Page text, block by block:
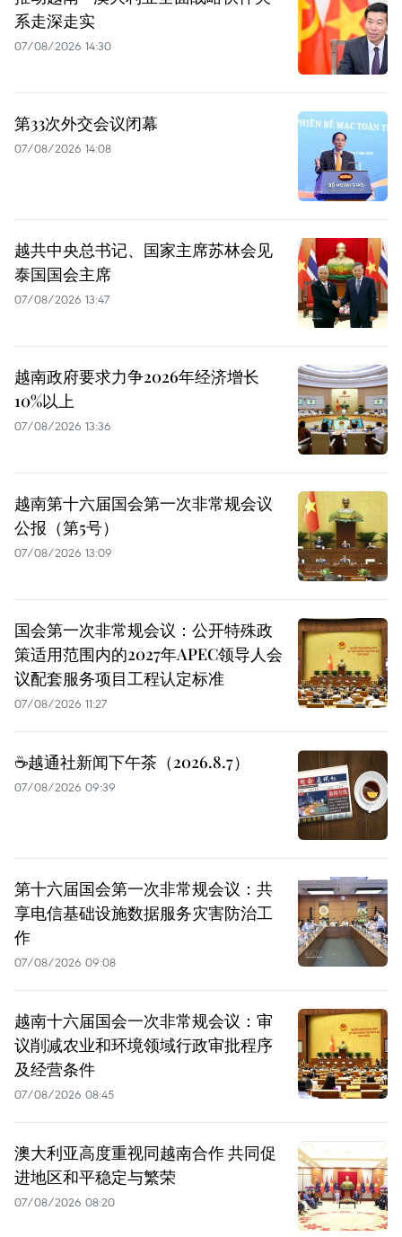
系走深走实
07/08/2026 14:30
第33次外交会议闭幕
07/08/2026 14:08
越共中央总书记、国家主席苏林会见
泰国国会主席
07/08/2026 13:47
越南政府要求力争2026年经济增长
10%以上
07/08/2026 13:36
越南第十六届国会第一次非常规会议
公报（第5号）
07/08/2026 13:09
国会第一次非常规会议：公开特殊政
策适用范围内的2027年APEC领导人会
议配套服务项目工程认定标准
07/08/2026 11:27
☕️越通社新闻下午茶（2026.8.7）
07/08/2026 09:39
第十六届国会第一次非常规会议：共
享电信基础设施数据服务灾害防治工
作
07/08/2026 09:08
越南十六届国会一次非常规会议：审
议削减农业和环境领域行政审批程序
及经营条件
07/08/2026 08:45
澳大利亚高度重视同越南合作 共同促
进地区和平稳定与繁荣
07/08/2026 08:20